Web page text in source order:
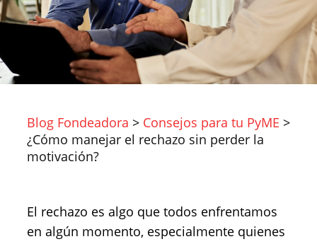
Blog Fondeadora > Consejos para tu PyME >
¿Cómo manejar el rechazo sin perder la
motivación?
El rechazo es algo que todos enfrentamos
en algún momento, especialmente quienes